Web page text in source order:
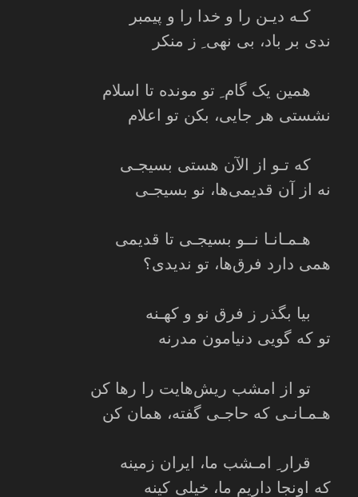
کـه دیـن را و خدا را و پیمبر
ندی بر باد، بی نهی ِ ز منکر
همین یک گام ِ تو مونده تا اسلام
نشستی هر جایی، بکن تو اعلام
که تـو از الآن هستی بسیجـی
نه از آن قدیمی‌ها، نو بسیجـی
هـمـانـا نــو بسیجـی تا قدیمی
همی دارد فرق‌ها، تو ندیدی؟
بیا بگذر ز فرق نو و کهـنه
تو که گویی دنیامون مدرنه
تو از امشب ریش‌هایت را رها کن
هـمـانـی که حاجـی گفته، همان کن
قرار ِ امـشب ما، ایران زمینه
که اونجا داریم ما، خیلی کینه